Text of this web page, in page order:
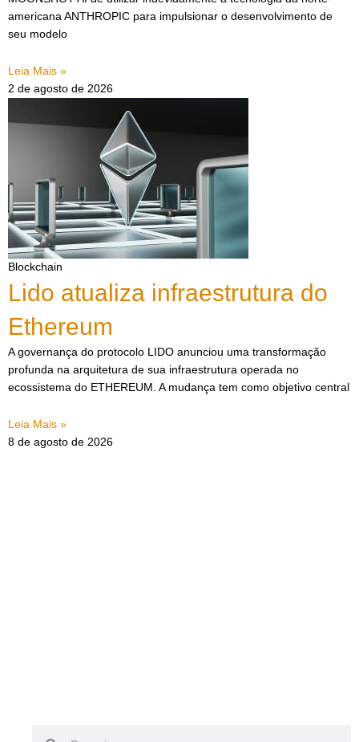
americana ANTHROPIC para impulsionar o desenvolvimento de
seu modelo
Leia Mais »
2 de agosto de 2026
Blockchain
Lido atualiza infraestrutura do
Ethereum
A governança do protocolo LIDO anunciou uma transformação
profunda na arquitetura de sua infraestrutura operada no
ecossistema do ETHEREUM. A mudança tem como objetivo central
Leia Mais »
8 de agosto de 2026